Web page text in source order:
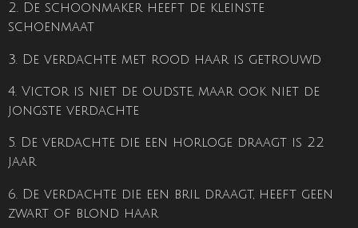
2. De schoonmaker heeft de kleinste
schoenmaat
3. De verdachte met rood haar is getrouwd
4. Victor is niet de oudste, maar ook niet de
jongste verdachte
5. De verdachte die een horloge draagt is 22
jaar
6. De verdachte die een bril draagt, heeft geen
zwart of blond haar